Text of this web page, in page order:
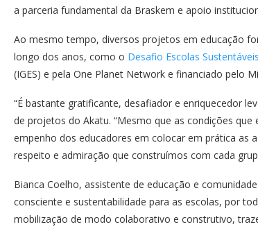
a parceria fundamental da Braskem e apoio
Ao mesmo tempo, diversos projetos em educação
longo dos anos, como o Desafio Escolas Sustentáveis
(IGES) e pela One Planet Network e financiado pelo
“É bastante gratificante, desafiador e enriquecedor
de projetos do Akatu. “Mesmo que as condições
empenho dos educadores em colocar em prática as
respeito e admiração que construímos com cada
Bianca Coelho, assistente de educação e
consciente e sustentabilidade para as escolas, por
mobilização de modo colaborativo e construtivo,